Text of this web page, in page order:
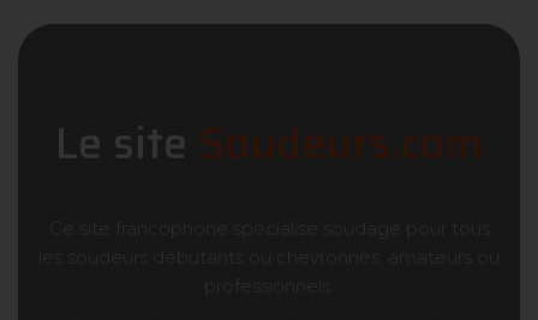
Le site Soudeurs.com
Ce site francophone spécialisé soudage
pour tous
les soudeurs débutants ou chevronnés, amateurs ou
professionnels.